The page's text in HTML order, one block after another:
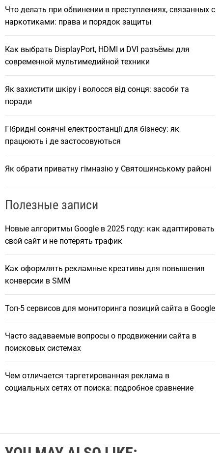
Что делать при обвинении в преступлениях, связанных с
наркотиками: права и порядок защиты
Как выбрать DisplayPort, HDMI и DVI разъёмы для
современной мультимедийной техники
Як захистити шкіру і волосся від сонця: засоби та
поради
Гібридні сонячні електростанції для бізнесу: як
працюють і де застосовуються
Як обрати приватну гімназію у Святошинському районі
Полезные записи
Новые алгоритмы Google в 2025 году: как адаптировать
свой сайт и не потерять трафик
Как оформлять рекламные креативы для повышения
конверсии в SMM
Топ-5 сервисов для мониторинга позиций сайта в Google
Часто задаваемые вопросы о продвижении сайта в
поисковых системах
Чем отличается таргетированная реклама в
социальных сетях от поиска: подробное сравнение